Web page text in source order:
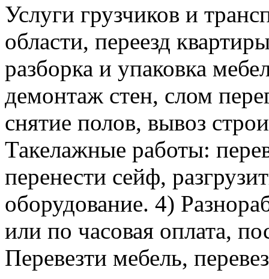
Услуги грузчиков и
области, переезд
разборка и упаковка
демонтаж стен, слом
снятие полов, вывоз
Такелажные работы:
перенести сейф,
оборудование. 4)
или по часовая оплата,
Перевезти мебель,